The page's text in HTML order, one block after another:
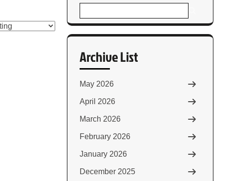
Archive List
May 2026
April 2026
March 2026
February 2026
January 2026
December 2025